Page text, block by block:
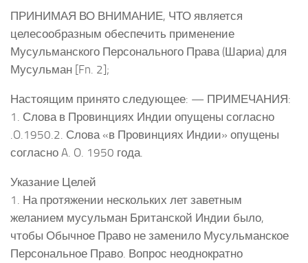
ПРИНИМАЯ ВО ВНИМАНИЕ, ЧТО является
целесообразным обеспечить применение
Мусульманского Персонального Права (Шариа) для
Мусульман [Fn. 2];
Настоящим принято следующее: — ПРИМЕЧАНИЯ:
1. Слова в Провинциях Индии опущены согласно
.O.1950.2. Слова «в Провинциях Индии» опущены
согласно A. O. 1950 года.
Указание Целей
1. На протяжении нескольких лет заветным
желанием мусульман Британской Индии было,
чтобы Обычное Право не заменило Мусульманское
Персональное Право. Вопрос неоднократно